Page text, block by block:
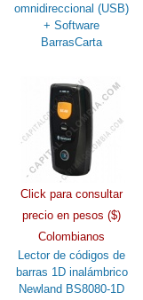
omnidireccional (USB)
+ Software
BarrasCarta
Click para consultar
precio en pesos ($)
Colombianos
Lector de códigos de
barras 1D inalámbrico
Newland BS8080-1D